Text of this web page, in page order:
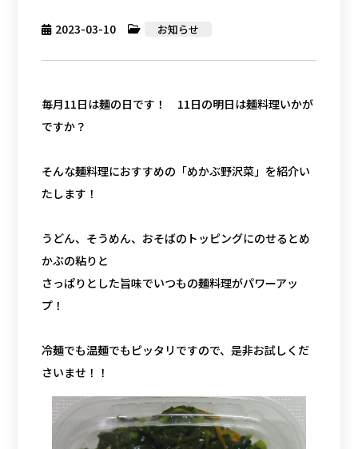
2023-03-10 お知らせ
毎月11日は麺の日です！ 11日の明日は麺料理いかが
ですか？
そんな麺料理におすすめの「めかぶ野沢菜」を紹介い
たします！
うどん、そうめん、おそばのトッピングにのせるとめ
かぶの粘りと
さっぱりとした旨味でいつもの麺料理がパワーアッ
プ！
冷麺でも温麺でもピッタリですので、是非お試しくだ
さいませ！！